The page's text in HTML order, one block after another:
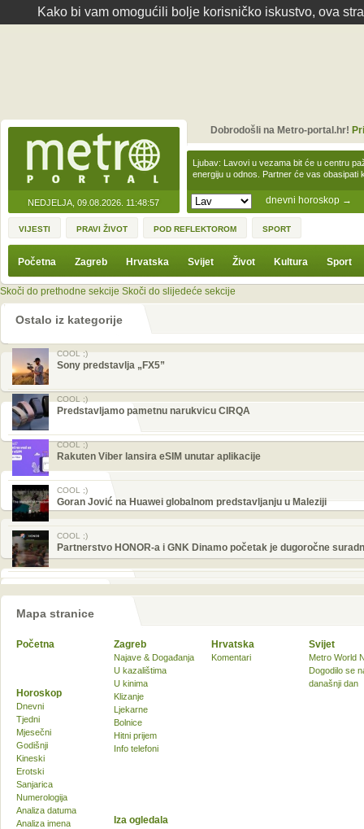
Kako bi vam omogućili bolje korisničko iskustvo, ova
NEDJELJA, 09.08.2026. 11:48:57 dnevni horoskop →
Ljubav: Lavovi u vezama bit će u centru
energiju u odnos. Partner će vas obasipati
Dobrodošli na Metro-portal.hr!
VIJESTI PRAVI ŽIVOT POD REFLEKTOROM SPORT
Početna Zagreb Hrvatska Svijet Život Kultura Sport
Skoči do prethodne sekcije Skoči do slijedeće sekcije
Ostalo iz kategorije
COOL ;)
Sony predstavlja „FX5”
COOL ;)
Predstavljamo pametnu narukvicu CIRQA
COOL ;)
Rakuten Viber lansira eSIM unutar aplikacije
COOL ;)
Goran Jović na Huawei globalnom predstavljanju u Maleziji
COOL ;)
Partnerstvo HONOR-a i GNK Dinamo početak je dugoročne
Mapa stranice
Početna Zagreb
Najave & Događanja
U kazalištima
U kinima
Klizanje
Ljekarne
Bolnice
Hitni prijem
Info telefoni
Hrvatska
Komentari
Svijet
Metro World
Dogodilo se
današnji dan
Horoskop
Dnevni
Tjedni
Mjesečni
Godišnji
Kineski
Erotski
Sanjarica
Numerologija
Analiza datuma
Analiza imena
Iza ogledala